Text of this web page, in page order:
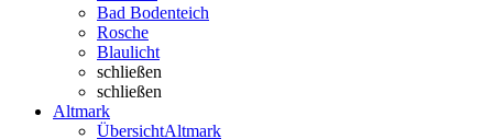
Bad Bodenteich
Rosche
Blaulicht
schließen
schließen
Altmark
ÜbersichtAltmark